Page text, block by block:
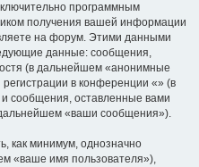
программным
получения вашей информации
на форум. Этими данными
данные: сообщения,
(в дальнейшем «анонимные
в конференции «» (в
сообщения, оставленные вами
«ваши сообщения»).
как минимум, однозначно
«ваше имя пользователя»),